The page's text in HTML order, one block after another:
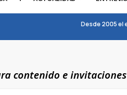
Desde 2005 el
contenido e invitaciones